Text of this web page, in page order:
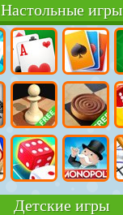
Настольные игры
Детские игры